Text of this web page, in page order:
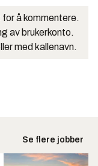
å kommentere.
av brukerkonto.
med kallenavn.
Se flere jobber